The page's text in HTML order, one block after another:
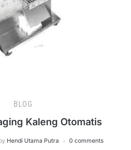
BLOG
Kaleng Otomatis
Hendi Utama Putra 0 comments